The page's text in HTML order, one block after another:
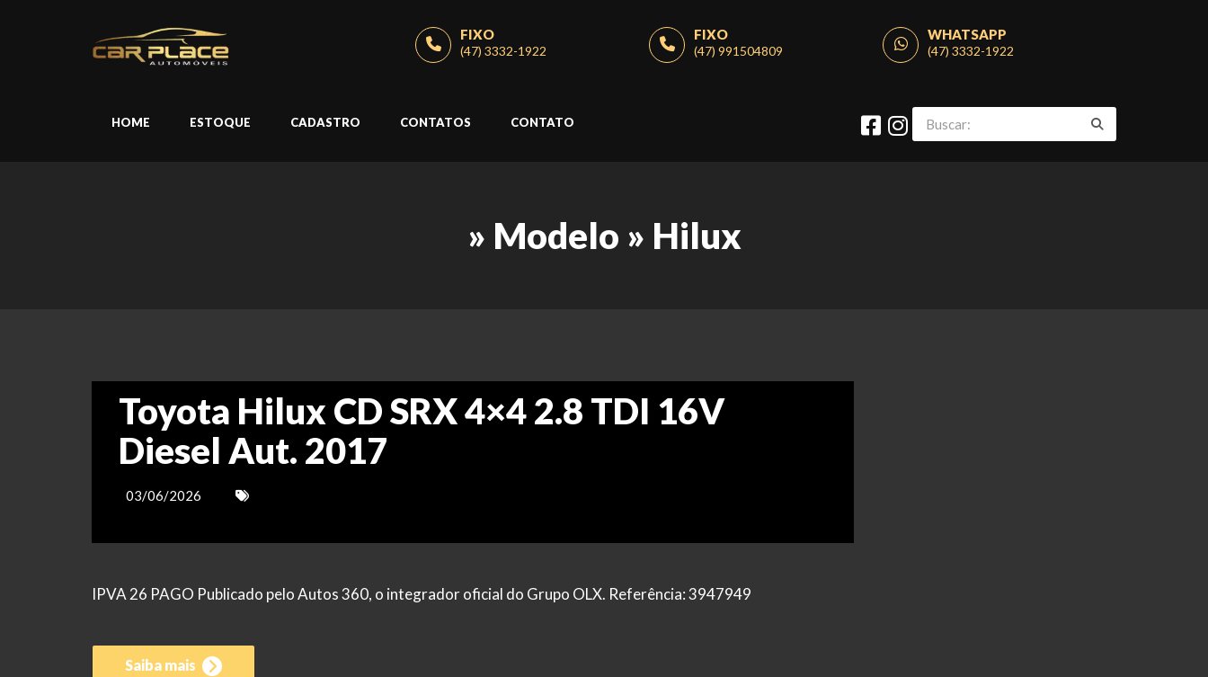
FIXO
(47) 3332-1922
FIXO
(47) 991504809
WHATSAPP
(47) 3332-1922
HOME ESTOQUE CADASTRO CONTATOS CONTATO
» Modelo » Hilux
Toyota Hilux CD SRX 4×4 2.8 TDI 16V
Diesel Aut. 2017
03/06/2026
IPVA 26 PAGO Publicado pelo Autos 360, o integrador oficial do Grupo OLX. Referência: 3947949
Saiba mais